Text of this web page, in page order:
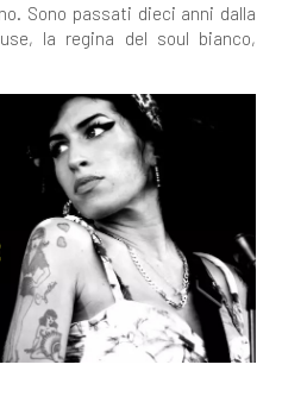
Sono passati dieci anni dalla
la regina del soul bianco,